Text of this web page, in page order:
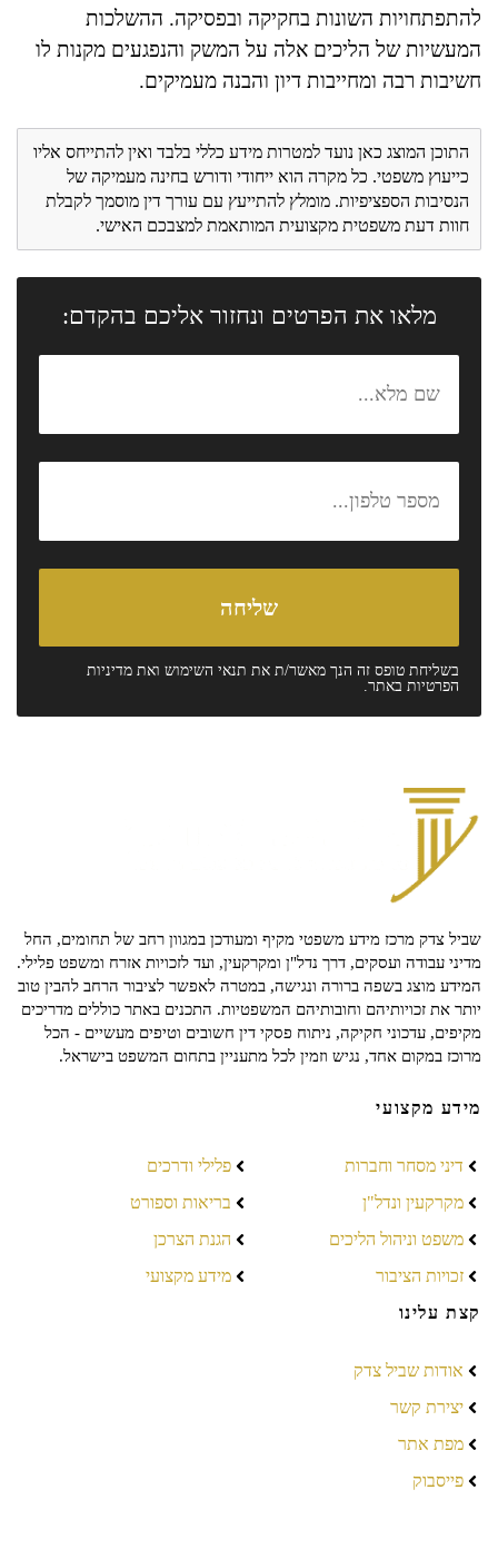
להתפתחויות השונות בחקיקה ובפסיקה. ההשלכות
המעשיות של הליכים אלה על המשק והנפגעים מקנות לו
חשיבות רבה ומחייבות דיון והבנה מעמיקים.
התוכן המוצג כאן נועד למטרות מידע כללי בלבד ואין להתייחס אליו
כייעוץ משפטי. כל מקרה הוא ייחודי ודורש בחינה מעמיקה של
הנסיבות הספציפיות. מומלץ להתייעץ עם עורך דין מוסמך לקבלת
חוות דעת משפטית מקצועית המותאמת למצבכם האישי.
מלאו את הפרטים ונחזור אליכם בהקדם:
בשליחת טופס זה הנך מאשר/ת את תנאי השימוש ואת מדיניות
הפרטיות באתר.
שביל צדק מרכז מידע משפטי מקיף ומעודכן במגוון רחב של תחומים, החל
מדיני עבודה ועסקים, דרך נדל"ן ומקרקעין, ועד לזכויות אזרח ומשפט פלילי.
המידע מוצג בשפה ברורה ונגישה, במטרה לאפשר לציבור הרחב להבין טוב
יותר את זכויותיהם וחובותיהם המשפטיות. התכנים באתר כוללים מדריכים
מקיפים, עדכוני חקיקה, ניתוח פסקי דין חשובים וטיפים מעשיים - הכל
מרוכז במקום אחד, נגיש וזמין לכל מתעניין בתחום המשפט בישראל.
מידע מקצועי
דיני מסחר וחברות
מקרקעין ונדל"ן
משפט וניהול הליכים
זכויות הציבור
פלילי ודרכים
בריאות וספורט
הגנת הצרכן
מידע מקצועי
קצת עלינו
אודות שביל צדק
יצירת קשר
מפת אתר
פייסבוק